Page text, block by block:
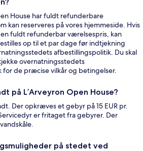
House har fuldt refunderbare
kan reserveres på vores hjemmeside. Hvis
fuldt refunderbar værelsespris, kan
op til et par dage før indtjekning
afbestillingspolitik. Du skal
overnatningsstedets
for de præcise vilkår og betingelser.
på L’Arveyron Open House?
Der opkræves et gebyr på 15 EUR pr.
er fritaget fra gebyrer. Der
på stedet ved